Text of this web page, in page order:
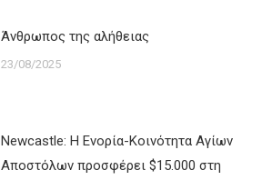
Άνθρωπος της αλήθειας
23/08/2025
Newcastle: Η Ενορία-Κοινότητα Αγίων
Αποστόλων προσφέρει $15.000 στη